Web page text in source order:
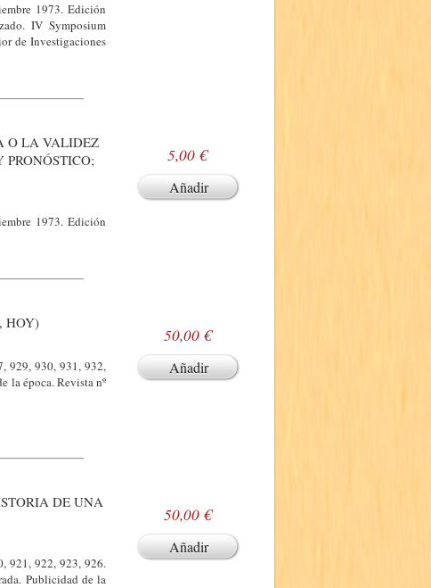
1973. Edición
IV Symposium
de Investigaciones
O LA VALIDEZ
1973. Edición
5,00 €
Añadir
HOY)
929, 930, 931, 932,
la época. Revista nº
50,00 €
Añadir
DE UNA
921, 922, 923, 926.
Publicidad de la
50,00 €
Añadir